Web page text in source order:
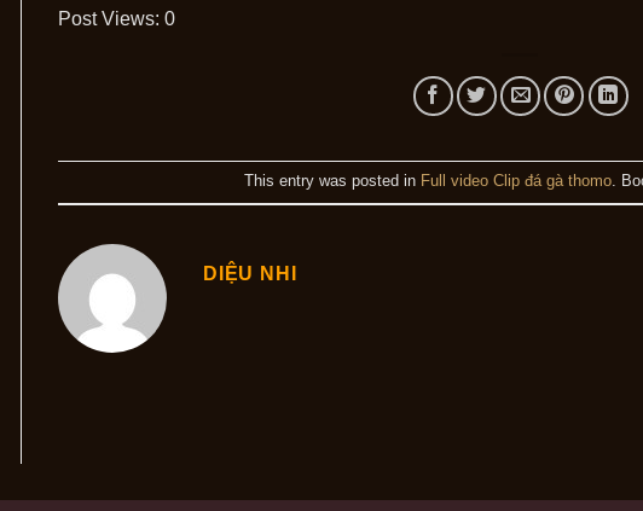
Post Views: 0
This entry was posted in Full video Clip đá gà thomo.
DIỆU NHI